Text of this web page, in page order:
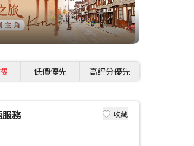
低價優先 高評分優先
務 收藏